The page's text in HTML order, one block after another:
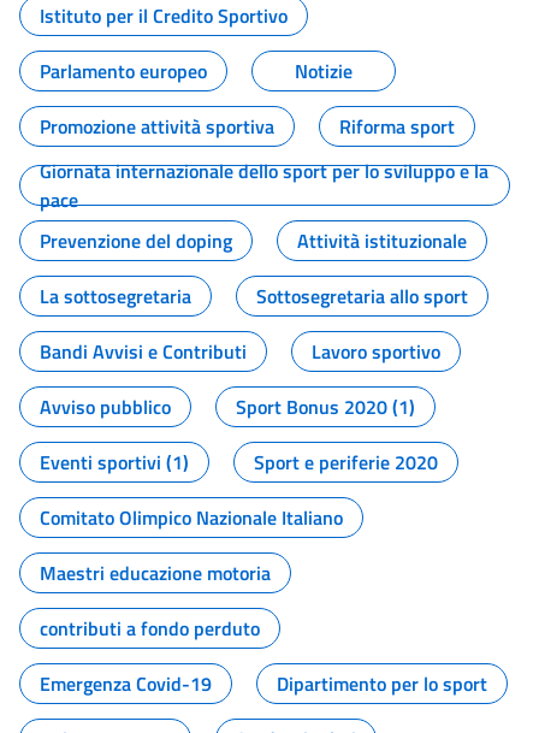
Istituto per il Credito Sportivo
Parlamento europeo
Notizie
Promozione attività sportiva
Riforma sport
Giornata internazionale dello sport per lo sviluppo e la
pace
Prevenzione del doping
Attività istituzionale
La sottosegretaria
Sottosegretaria allo sport
Bandi Avvisi e Contributi
Lavoro sportivo
Avviso pubblico
Sport Bonus 2020 (1)
Eventi sportivi (1)
Sport e periferie 2020
Comitato Olimpico Nazionale Italiano
Maestri educazione motoria
contributi a fondo perduto
Emergenza Covid-19
Dipartimento per lo sport